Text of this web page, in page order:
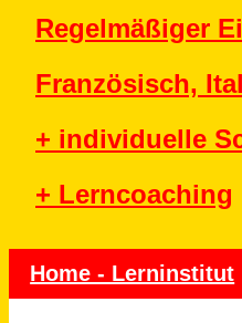
Regelmäßiger
Französisch,
+ individuelle
+ Lerncoaching
Home - Lerninstitut